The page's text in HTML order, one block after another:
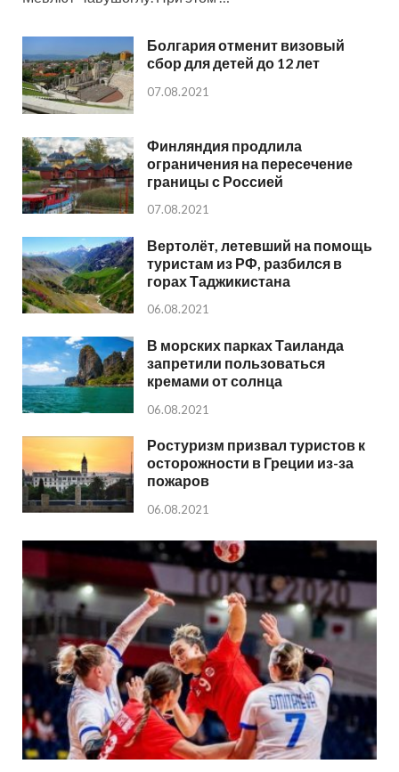
Болгария отменит визовый
сбор для детей до 12 лет
07.08.2021
Финляндия продлила
ограничения на пересечение
границы с Россией
07.08.2021
Вертолёт, летевший на помощь
туристам из РФ, разбился в
горах Таджикистана
06.08.2021
В морских парках Таиланда
запретили пользоваться
кремами от солнца
06.08.2021
Ростуризм призвал туристов к
осторожности в Греции из-за
пожаров
06.08.2021